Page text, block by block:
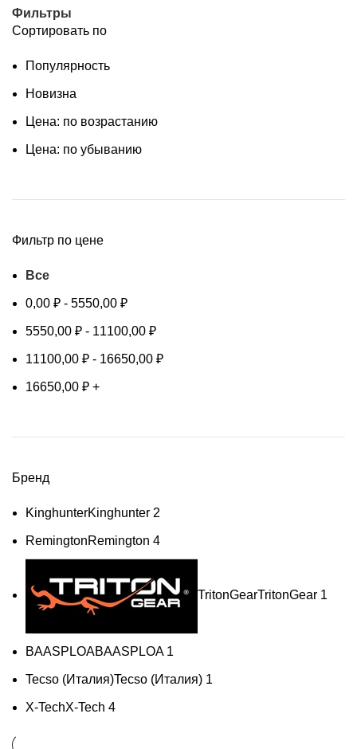
Фильтры
Сортировать по
Популярность
Новизна
Цена: по возрастанию
Цена: по убыванию
Фильтр по цене
Все
0,00 ₽ - 5550,00 ₽
5550,00 ₽ - 11100,00 ₽
11100,00 ₽ - 16650,00 ₽
16650,00 ₽ +
Бренд
KinghunterKinghunter 2
RemingtonRemington 4
TritonGearTritonGear 1
BAASPLOABAASPLOA 1
Tecso (Италия)Tecso (Италия) 1
X-TechX-Tech 4